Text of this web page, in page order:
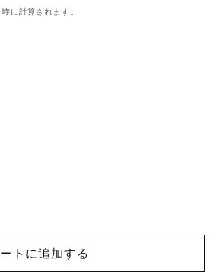
に計算されます。
トに追加する